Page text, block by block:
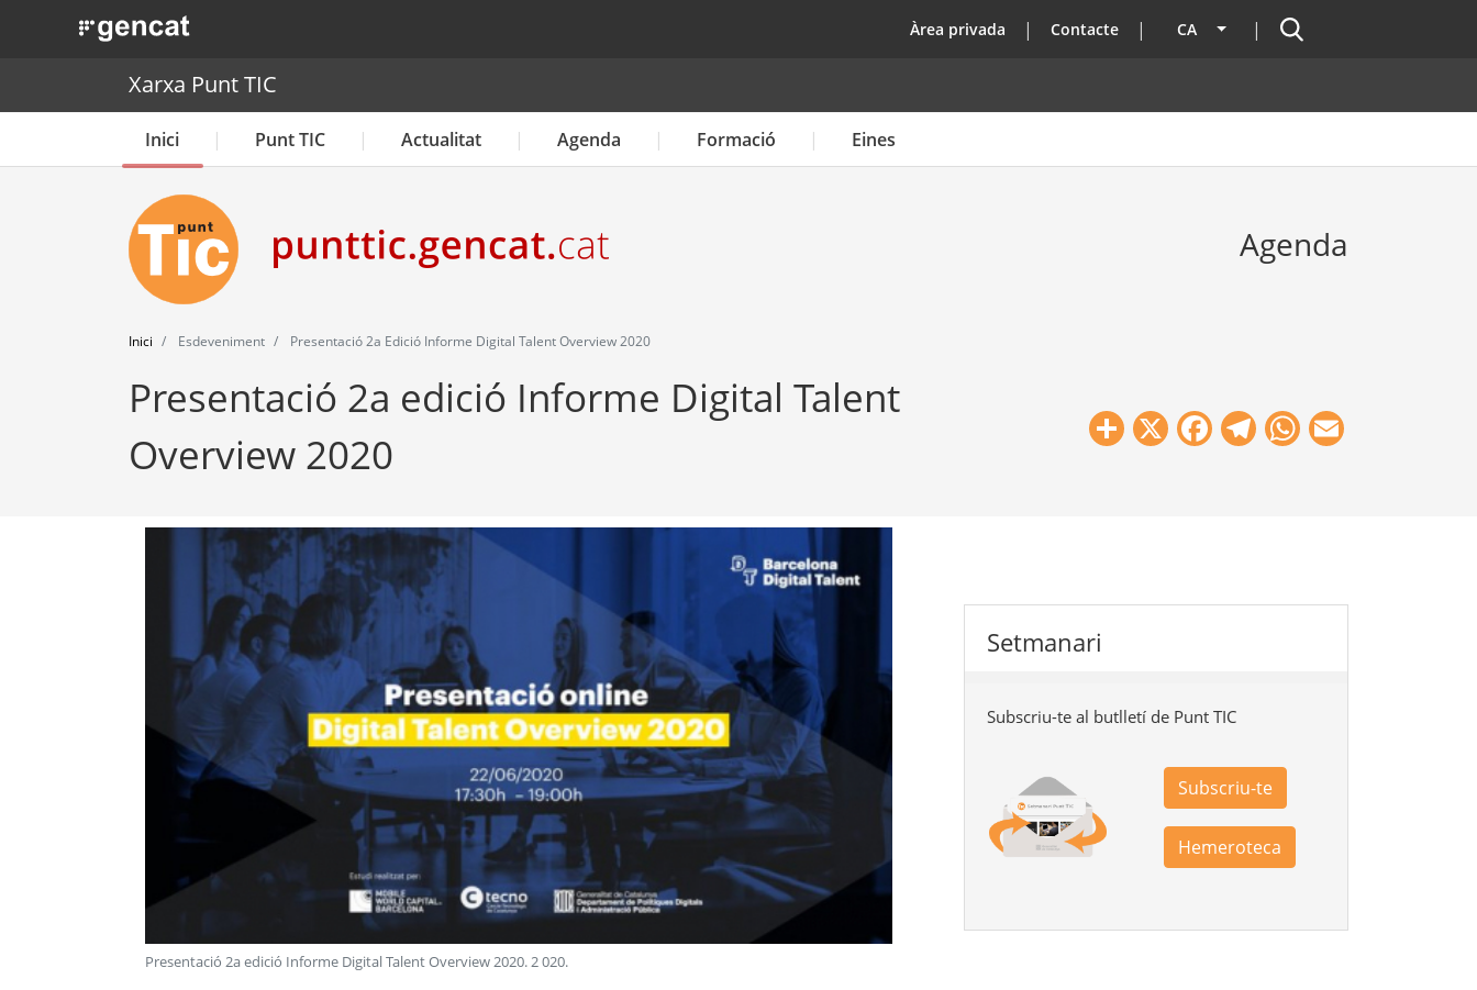
. Obre en una nova finestra. top
Àrea privada Contacte CA Llista les accions addicionals
Cercador
Xarxa Punt TIC
Inici Punt TIC Actualitat Agenda Formació Eines
Agenda
Inici Esdeveniment Presentació 2a Edició Informe Digital Talent Overview 2020
Presentació 2a edició Informe Digital Talent
Overview 2020
Share
X Facebook
Telegram
WhatsApp
Presentació 2a edició Informe Digital Talent Overview 2020.2 020.
Setmanari
Subscriu-te al butlletí de Punt TIC
Subscriu-te
Hemeroteca